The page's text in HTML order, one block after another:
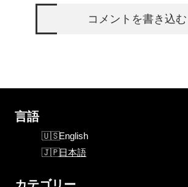
コメントを書き込む
言語
English
日本語